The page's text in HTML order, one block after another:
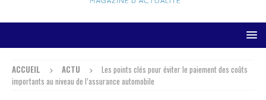
ACCUEIL ACTU
Les points clés pour éviter le paiement des coûts
importants au niveau de l’assurance automobile